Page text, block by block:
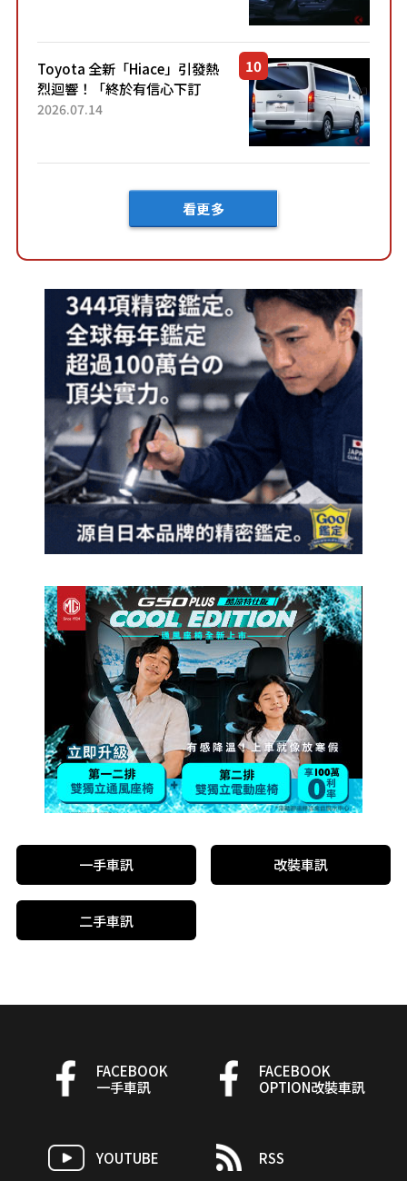
「三...
Toyota 全新「Hiace」引發熱
烈迴響！「終於有信心下訂
了！」「哪個等級交車最
車？...
2026.07.14
看更多
一手車訊 改裝車訊
二手車訊
FACEBOOK
一手車訊
FACEBOOK
OPTION改裝車訊
YOUTUBE RSS